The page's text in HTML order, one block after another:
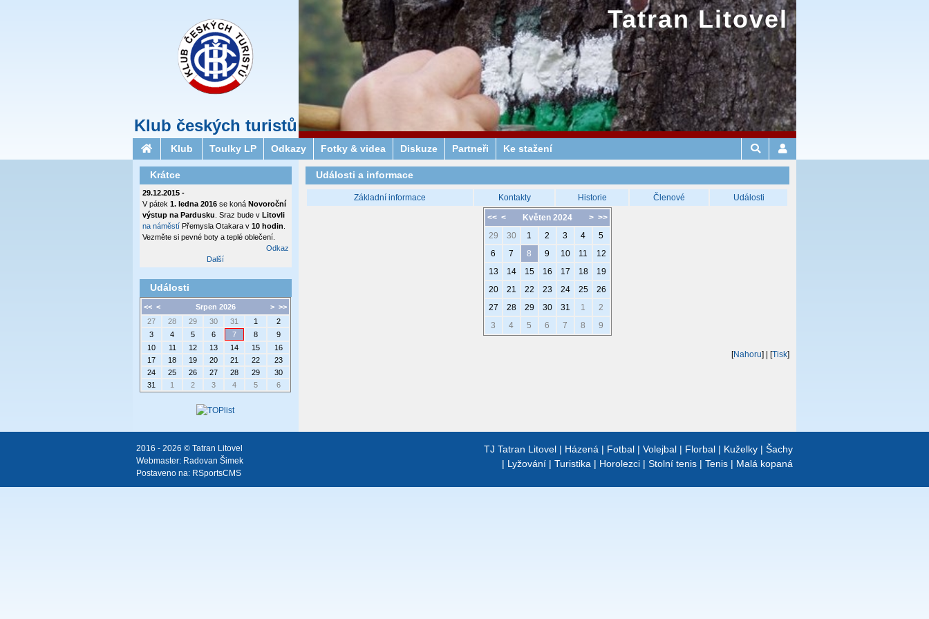
Klub českých turistů
Tatran Litovel
Klub Toulky LP Odkazy Fotky & videa Diskuze Partneři Ke stažení
Události a informace
Základní informace Kontakty Historie Členové Události
<< < > >>
Květen 2024
29
30 1 2 3 4
5
6
7 8 9 10 11
12
13
14 15 16 17 18
19
20
21 22 23 24 25
26
27
28 29 30 31 1
2
3
4 5 6 7 8 9
[Nahoru] | [Tisk]
Krátce
29.12.2015 -
V pátek 1. ledna 2016 se koná Novoroční
výstup na Pardusku . Sraz bude v Litovli
na náměstíPřemysla Otakara v 10 hodin
Vezměte si pevné boty a teplé oblečení.
Odkaz
Další
Události
<< < > >>
Srpen 2026
27
28 29 30 31 1
2
3
4 5 6 7 8
9
10
11 12 13 14 15
16
17
18 19 20 21 22
23
24
25 26 27 28 29
30
31
1 2 3 4 5 6
TJ Tatran Litovel | Házená | Fotbal | Volejbal | Florbal | Kuželky | Šachy
| Lyžování | Turistika | Horolezci | Stolní tenis | Tenis | Malá kopaná
2016 - 2026 © Tatran Litovel
Webmaster: Radovan Šimek
Postaveno na: RSportsCMS